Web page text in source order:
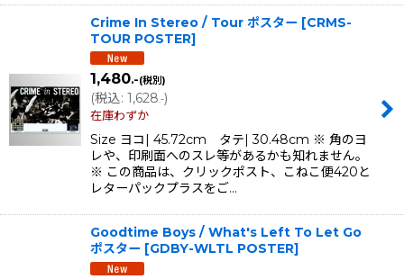
Crime In Stereo / Tour ポスター [CRMS-
TOUR POSTER]
1,480.-(税別)
(税込: 1,628.-)
在庫わずか
Size ヨコ| 45.72cm タテ| 30.48cm ※ 角のヨ
レや、印刷面へのスレ等があるかも知れません。
※ この商品は、クリックポスト、こねこ便420と
レターパックプラスをご…
Goodtime Boys / What's Left To Let Go
ポスター [GDBY-WLTL POSTER]